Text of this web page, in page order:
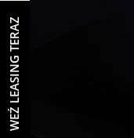
WEŹ LEASING TERAZ